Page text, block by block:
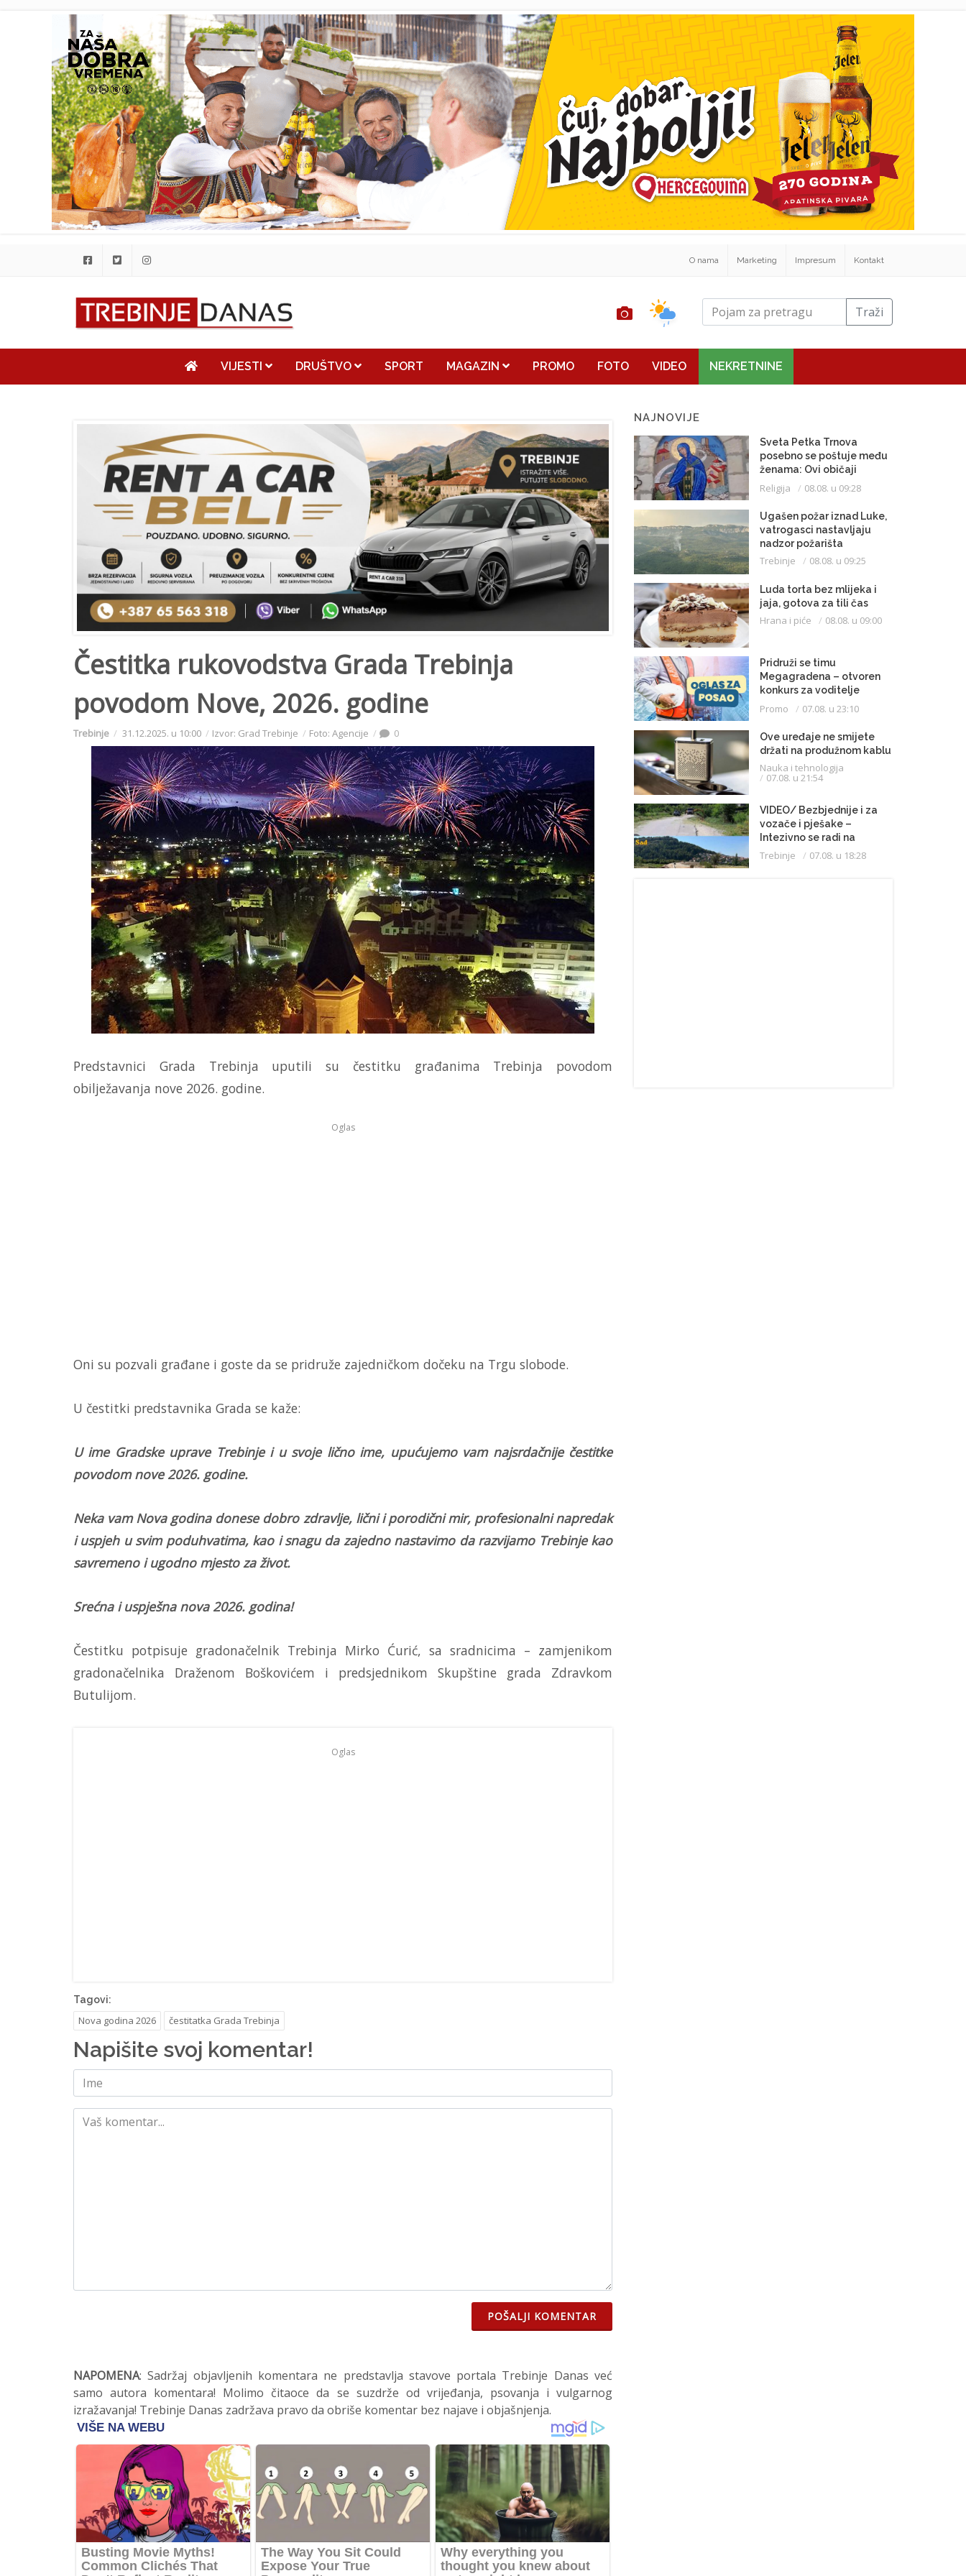
O nama Marketing Impresum Kontakt
Traži
VIJESTI DRUŠTVO SPORT MAGAZIN PROMO FOTO VIDEO NEKRETNINE
Čestitka rukovodstva Grada Trebinja
povodom Nove, 2026. godine
Trebinje 31.12.2025. u 10:00 Izvor: Grad Trebinje Foto: Agencije 0
Predstavnici Grada Trebinja uputili su čestitku građanima Trebinja povodom
obilježavanja nove 2026. godine.
Oglas
Oni su pozvali građane i goste da se pridruže zajedničkom dočeku na Trgu slobode.
U čestitki predstavnika Grada se kaže:
U ime Gradske uprave Trebinje i u svoje lično ime, upućujemo vam najsrdačnije čestitke
povodom nove 2026. godine.
Neka vam Nova godina donese dobro zdravlje, lični i porodični mir, profesionalni napredak
i uspjeh u svim poduhvatima, kao i snagu da zajedno nastavimo da razvijamo Trebinje kao
savremeno i ugodno mjesto za život.
Srećna i uspješna nova 2026. godina!
Čestitku potpisuje gradonačelnik Trebinja Mirko Ćurić, sa sradnicima – zamjenikom
gradonačelnika Draženom Boškovićem i predsjednikom Skupštine grada Zdravkom
Butulijom.
Oglas
Tagovi:
Nova godina 2026 čestitatka Grada Trebinja
Napišite svoj komentar!
POŠALJI KOMENTAR
NAPOMENA: Sadržaj objavljenih komentara ne predstavlja stavove portala Trebinje Danas već
samo autora komentara! Molimo čitaoce da se suzdrže od vrijeđanja, psovanja i vulgarnog
izražavanja! Trebinje Danas zadržava pravo da obriše komentar bez najave i objašnjenja.
NAJNOVIJE
Sveta Petka Trnova
posebno se poštuje među
ženama: Ovi običaji
vijekovima se čuvaju
Religija 08.08. u 09:28
Ugašen požar iznad Luke,
vatrogasci nastavljaju
nadzor požarišta
Trebinje 08.08. u 09:25
Luda torta bez mlijeka i
jaja, gotova za tili čas
Hrana i piće 08.08. u 09:00
Pridruži se timu
Megagradena – otvoren
konkurs za voditelje
gradilišta
Promo 07.08. u 23:10
Ove uređaje ne smijete
držati na produžnom kablu
Nauka i tehnologija
07.08. u 21:54
VIDEO/ Bezbjednije i za
vozače i pješake –
Intezivno se radi na
proširenju saobraćajnice
Trebinje 07.08. u 18:28